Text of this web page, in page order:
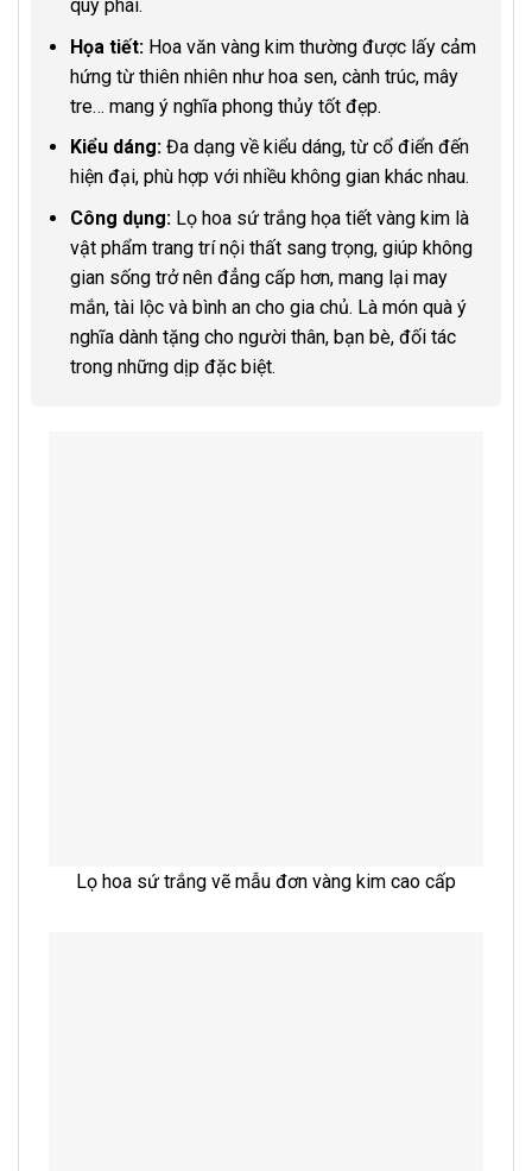
quý phái.
Họa tiết: Hoa văn vàng kim thường được lấy cảm
hứng từ thiên nhiên như hoa sen, cành trúc, mây
tre… mang ý nghĩa phong thủy tốt đẹp.
Kiểu dáng:Đa dạng về kiểu dáng, từ cổ điển đến
hiện đại, phù hợp với nhiều không gian khác nhau.
Công dụng: Lọ hoa sứ trắng họa tiết vàng kim là
vật phẩm trang trí nội thất sang trọng, giúp không
gian sống trở nên đẳng cấp hơn, mang lại may
mắn, tài lộc và bình an cho gia chủ. Là món quà ý
nghĩa dành tặng cho người thân, bạn bè, đối tác
trong những dịp đặc biệt.
Lọ hoa sứ trắng vẽ mẫu đơn vàng kim cao cấp